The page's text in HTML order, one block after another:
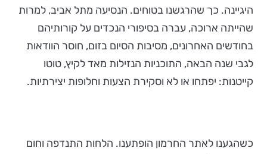
היגיינה. כך שהרגשנו בטוחים. הנסיעה מתל אביב, למרות
שהייתה ארוכה, עברה בסיפורי הנכדים על קורותיהם
בחודשים האחרונים, מסיבות הסיום בזום, חוסר הוודאות
לגבי שנה הבאה, התוכניות הנזילות מאד לקיץ, טוטו
קייטנות: יפתחו או לא וסקירת הצעות וחלופות יצירתיות.
כשהגענו לאתר החרמון הופתענו. הלחות התנדפה וחום